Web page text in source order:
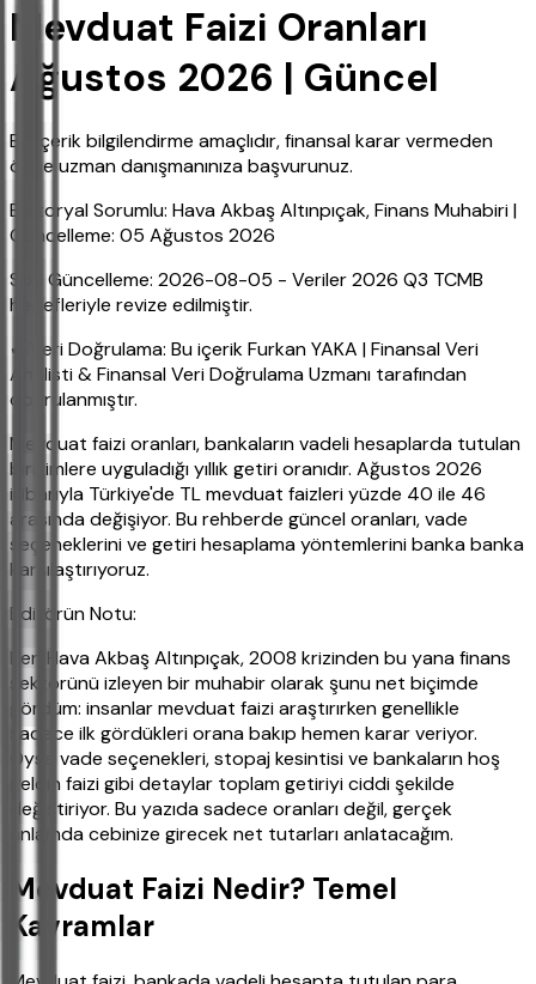
Mevduat Faizi Oranları
Ağustos 2026 | Güncel
Bu içerik bilgilendirme amaçlıdır, finansal karar vermeden
önce uzman danışmanınıza başvurunuz.
Editoryal Sorumlu: Hava Akbaş Altınpıçak, Finans Muhabiri |
Güncelleme: 05 Ağustos 2026
Son Güncelleme: 2026-08-05 - Veriler 2026 Q3 TCMB
hedefleriyle revize edilmiştir.
✔ Veri Doğrulama: Bu içerik Furkan YAKA | Finansal Veri
Analisti & Finansal Veri Doğrulama Uzmanı tarafından
doğrulanmıştır.
Mevduat faizi oranları, bankaların vadeli hesaplarda tutulan
birikimlere uyguladığı yıllık getiri oranıdır. Ağustos 2026
itibarıyla Türkiye'de TL mevduat faizleri yüzde 40 ile 46
arasında değişiyor. Bu rehberde güncel oranları, vade
seçeneklerini ve getiri hesaplama yöntemlerini banka banka
karşılaştırıyoruz.
Editörün Notu:
Ben Hava Akbaş Altınpıçak, 2008 krizinden bu yana finans
sektörünü izleyen bir muhabir olarak şunu net biçimde
gördüm: insanlar mevduat faizi araştırırken genellikle
sadece ilk gördükleri orana bakıp hemen karar veriyor.
Oysa vade seçenekleri, stopaj kesintisi ve bankaların hoş
geldin faizi gibi detaylar toplam getiriyi ciddi şekilde
değiştiriyor. Bu yazıda sadece oranları değil, gerçek
anlamda cebinize girecek net tutarları anlatacağım.
Mevduat Faizi Nedir? Temel
Kavramlar